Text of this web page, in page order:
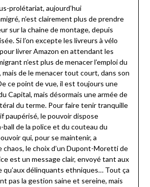
prolétariat, aujourd’hui
n’est clairement plus de prendre
sur la chaine de montage, depuis
Si l’on excepte les livreurs à vélo
livrer Amazon en attendant les
n’est plus de menacer l’emploi du
mais de le menacer tout court, dans son
ce point de vue, il est toujours une
Capital, mais désormais une armée de
du terme. Pour faire tenir tranquille
paupérisé, le pouvoir dispose
ball de la police et du couteau du
qui, pour se maintenir, a
chaos, le choix d’un Dupont-Moretti de
est un message clair, envoyé tant aux
qu’aux délinquants ethniques… Tout ça
pas la gestion saine et sereine, mais